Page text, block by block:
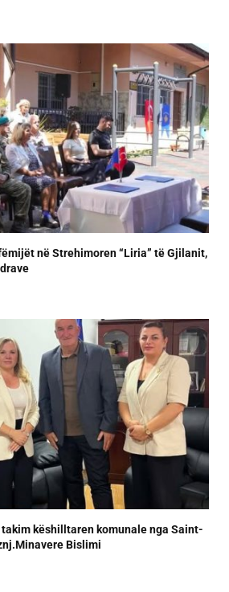
në Strehimoren “Liria” të Gjilanit,
këshilltaren komunale nga Saint-
Bislimi